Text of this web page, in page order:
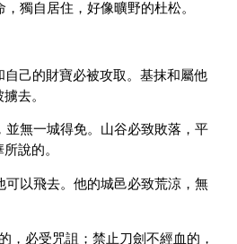
獨自居住，好像曠野的杜松。
己的財寶必被攻取。基抹和屬他
去。
並無一城得免。山谷必致敗落，平
說的。
可以飛去。他的城邑必致荒涼，無
，必受咒詛；禁止刀劍不經血的，